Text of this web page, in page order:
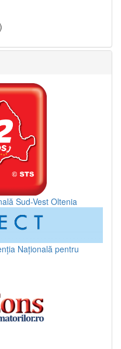
Sud-Vest Oltenia
Națională pentru